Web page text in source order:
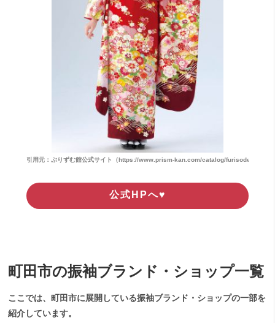
引用元：ぷりずむ館公式サイト（https://www.prism-kan.com/catalog/furisode/p16-
公式HPへ♥
町田市の振袖ブランド・ショップ一覧
ここでは、町田市に展開している振袖ブランド・ショップの一部を
紹介しています。